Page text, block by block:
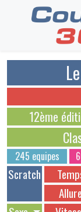
12ème
245 equipes
Scratch
Allure